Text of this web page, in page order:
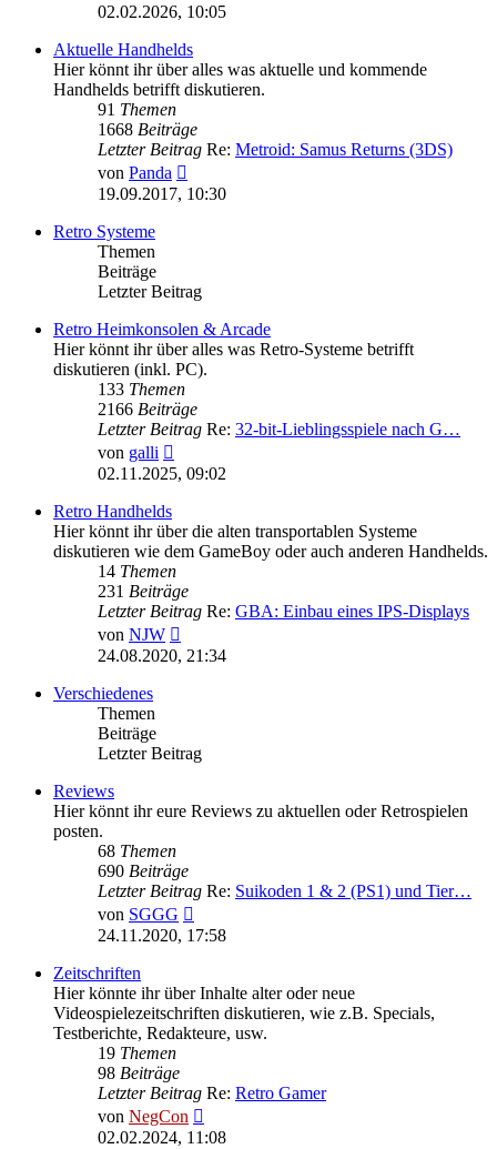
Beitrag
02.02.2026, 10:05
Aktuelle Handhelds
Hier könnt ihr über alles was aktuelle und kommende
Handhelds betrifft diskutieren.
91 Themen
1668 Beiträge
Letzter Beitrag Re: Metroid: Samus Returns (3DS)
von Panda
Beitrag
19.09.2017, 10:30
Retro Systeme
Themen
Beiträge
Letzter Beitrag
Retro Heimkonsolen & Arcade
Hier könnt ihr über alles was Retro-Systeme betrifft
diskutieren (inkl. PC).
133 Themen
2166 Beiträge
Letzter Beitrag Re: 32-bit-Lieblingsspiele nach G…
von galli
Beitrag
02.11.2025, 09:02
Retro Handhelds
Hier könnt ihr über die alten transportablen Systeme
diskutieren wie dem GameBoy oder auch anderen Handhelds.
14 Themen
231 Beiträge
Letzter Beitrag Re: GBA: Einbau eines IPS-Displays
von NJW
Beitrag
24.08.2020, 21:34
Verschiedenes
Themen
Beiträge
Letzter Beitrag
Reviews
Hier könnt ihr eure Reviews zu aktuellen oder Retrospielen
posten.
68 Themen
690 Beiträge
Letzter Beitrag Re: Suikoden 1 & 2 (PS1) und Tier…
von SGGG
Beitrag
24.11.2020, 17:58
Zeitschriften
Hier könnte ihr über Inhalte alter oder neue
Videospielezeitschriften diskutieren, wie z.B. Specials,
Testberichte, Redakteure, usw.
19 Themen
98 Beiträge
Letzter Beitrag Re: Retro Gamer
von NegCon
Beitrag
02.02.2024, 11:08